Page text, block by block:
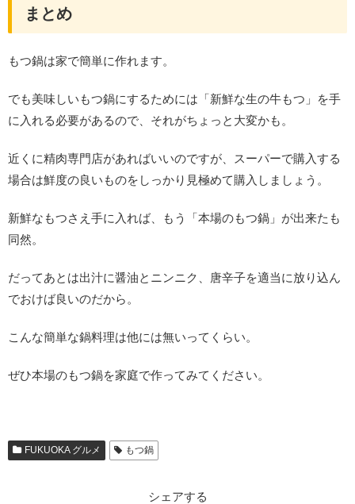
まとめ
もつ鍋は家で簡単に作れます。
でも美味しいもつ鍋にするためには「新鮮な生の牛もつ」を手
に入れる必要があるので、それがちょっと大変かも。
近くに精肉専門店があればいいのですが、スーパーで購入する
場合は鮮度の良いものをしっかり見極めて購入しましょう。
新鮮なもつさえ手に入れば、もう「本場のもつ鍋」が出来たも
同然。
だってあとは出汁に醤油とニンニク、唐辛子を適当に放り込ん
でおけば良いのだから。
こんな簡単な鍋料理は他には無いってくらい。
ぜひ本場のもつ鍋を家庭で作ってみてください。
FUKUOKA グルメ もつ鍋
シェアする